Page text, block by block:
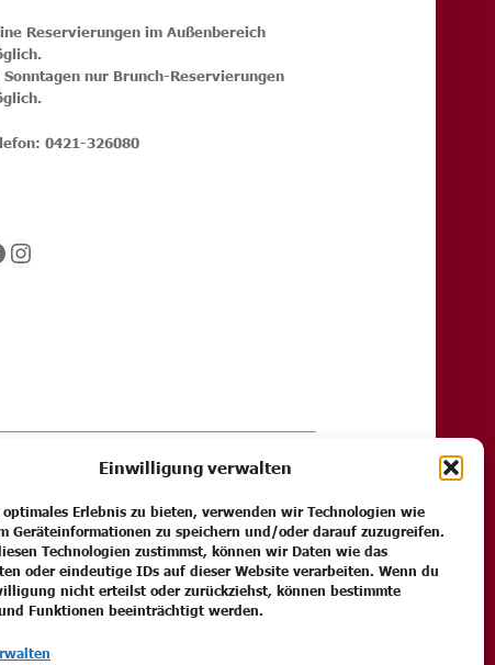
Einwilligung verwalten
Erlebnis zu bieten, verwenden wir Technologien wie
Geräteinformationen zu speichern und/oder darauf zuzugreifen.
Technologien zustimmst, können wir Daten wie das
oder eindeutige IDs auf dieser Website verarbeiten. Wenn du
nicht erteilst oder zurückziehst, können bestimmte
Funktionen beeinträchtigt werden.
Reservierungen im Außenbereich
Sonntagen nur Brunch-Reservierungen
0421-326080
Instagram
(AGB)